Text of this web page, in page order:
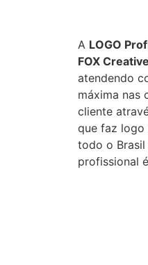
A LOGO
FOX
atendendo
máxima nas
cliente
que faz logo
todo o
profissional